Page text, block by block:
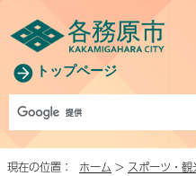
トップページ
現在の位置： ホーム > スポーツ・